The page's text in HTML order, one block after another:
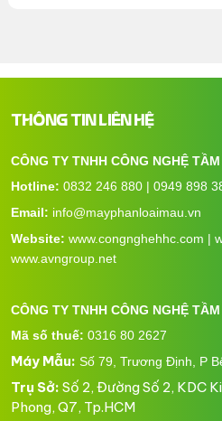
THÔNG TIN LIÊN HỆ
CÔNG TY TNHH CÔNG NGHỆ
Hotline: 0832 246 880 | 0949 898
Email: info@mayphanloaimau.vn
Website: www.congnghehhc.com |
www.avngroup.net
CÔNG TY TNHH CÔNG NGHỆ
Mã số thuế: 0316 80 2627
Máy Mẫu: Số 79, Trương Định, P
Trụ Sở: Số 2, Đường Số 2, KDC
Phong, Q7, Tp.HCM